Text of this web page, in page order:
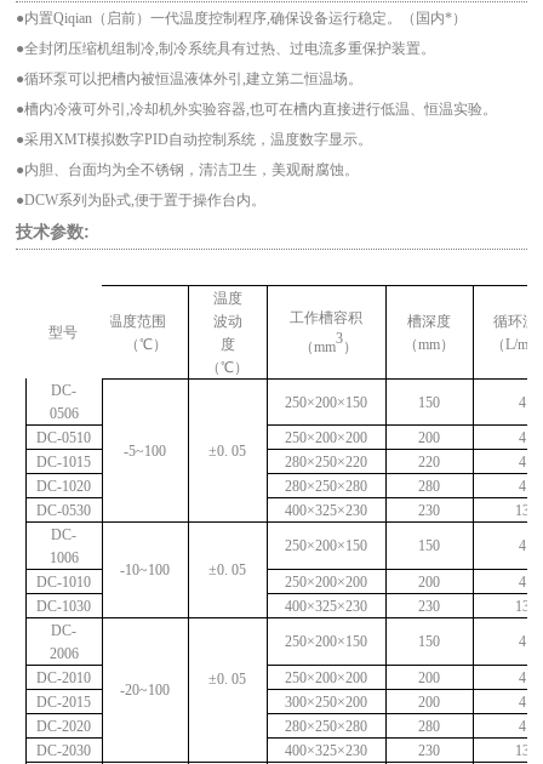
●内置Qiqian（启前）一代温度控制程序,确保设备运行稳定。（国内*）
●全封闭压缩机组制冷,制冷系统具有过热、过电流多重保护装置。
●循环泵可以把槽内被恒温液体外引,建立第二恒温场。
●槽内冷液可外引,冷却机外实验容器,也可在槽内直接进行低温、恒温实验。
●采用XMT模拟数字PID自动控制系统，温度数字显示。
●内胆、台面均为全不锈钢，清洁卫生，美观耐腐蚀。
●DCW系列为卧式,便于置于操作台内。
技术参数:
型号
温度范围
（℃）
温度
波动
度
（℃）
工作槽容积
（mm3）
槽深度
（mm）
循环流
（L/
DC-
0506
-5~100 ±0. 05
250×200×150 150 4
DC-0510 250×200×200 200
4
DC-1015
280×250×220 220
4
DC-1020
280×250×280 280
4
DC-0530
400×325×230 230
13
DC-
1006
-10~100 ±0. 05
250×200×150 150 4
DC-1010 250×200×200 200
4
DC-1030
400×325×230 230
13
DC-
2006
-20~100
±0. 05
250×200×150 150 4
DC-2010 250×200×200 200
4
DC-2015
300×250×200 200
4
DC-2020
280×250×280 280
4
DC-2030
400×325×230 230
13